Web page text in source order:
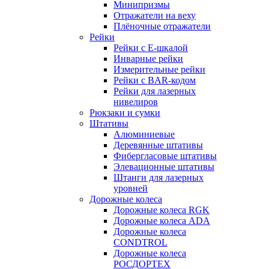
Минипризмы
Отражатели на веху
Плёночные отражатели
Рейки
Рейки с E-шкалой
Инварные рейки
Измерительные рейки
Рейки с BAR-кодом
Рейки для лазерных
нивелиров
Рюкзаки и сумки
Штативы
Алюминиевые
Деревянные штативы
Фибергласовые штативы
Элевационные штативы
Штанги для лазерных
уровней
Дорожные колеса
Дорожные колеса RGK
Дорожные колеса ADA
Дорожные колеса
CONDTROL
Дорожные колеса
РОСДОРТЕХ